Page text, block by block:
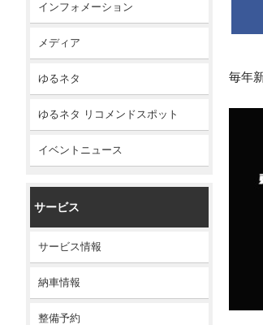
インフォメーション
メディア
ゆるネタ
ゆるネタ リコメンドスポット
イベントニュース
サービス
サービス情報
納車情報
整備予約
毎年